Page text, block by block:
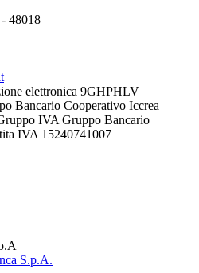
48018
elettronica 9GHPHLV
Bancario Cooperativo Iccrea
IVA Gruppo Bancario
IVA 15240741007
S.p.A.